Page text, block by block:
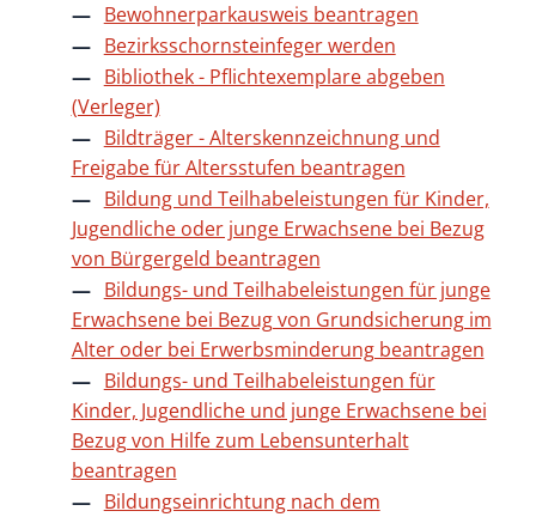
Bewohnerparkausweis beantragen
Bezirksschornsteinfeger werden
Bibliothek - Pflichtexemplare abgeben
(Verleger)
Bildträger - Alterskennzeichnung und
Freigabe für Altersstufen beantragen
Bildung und Teilhabeleistungen für Kinder,
Jugendliche oder junge Erwachsene bei Bezug
von Bürgergeld beantragen
Bildungs- und Teilhabeleistungen für junge
Erwachsene bei Bezug von Grundsicherung im
Alter oder bei Erwerbsminderung beantragen
Bildungs- und Teilhabeleistungen für
Kinder, Jugendliche und junge Erwachsene bei
Bezug von Hilfe zum Lebensunterhalt
beantragen
Bildungseinrichtung nach dem